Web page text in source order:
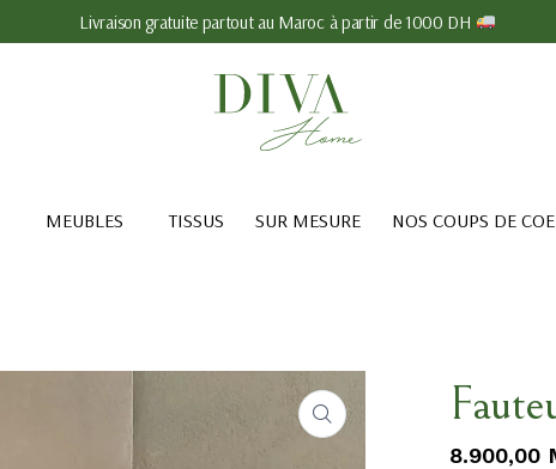
Livraison gratuite partout au Maroc à partir de 1000 DH
MEUBLES TISSUS SUR MESURE NOS COUPS DE
8.900,00